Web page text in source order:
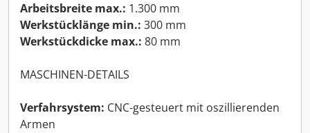
Arbeitsbreite max.: 1.300 mm
Werkstücklänge min.: 300 mm
Werkstückdicke max.: 80 mm
MASCHINEN-DETAILS
Verfahrsystem: CNC-gesteuert mit oszillierenden
Armen